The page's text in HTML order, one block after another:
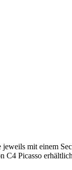
mit einem
Picasso